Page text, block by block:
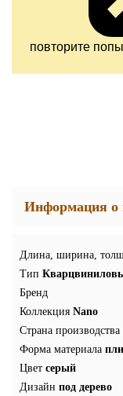
повторите
Информация о
Длина, ширина,
Тип
Бренд
Коллекция Nano
Страна производства
Форма материала
Цвет серый
Дизайн под дерево